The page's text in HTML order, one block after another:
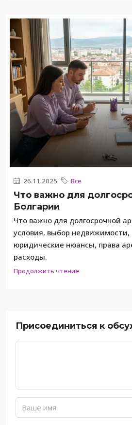
26.11.2025 Все
Что важно для
Болгарии
Что важно для долгосрочной
условия, выбор недвижимости,
юридические нюансы, права
расходы.
Продолжить чтение
Присоединиться к